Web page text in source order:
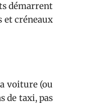
démarrent
et créneaux
voiture (ou
de taxi, pas